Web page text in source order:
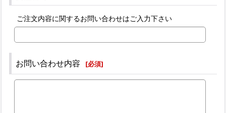
ご注文内容に関するお問い合わせはご入力下さい
お問い合わせ内容 [必須]